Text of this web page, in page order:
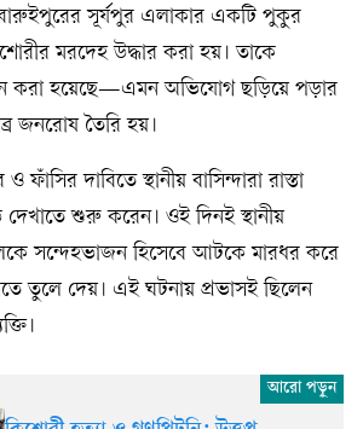
সূর্যপুর এলাকার একটি পুকুর
মরদেহ উদ্ধার করা হয়। তাকে
করা হয়েছে—এমন অভিযোগ ছড়িয়ে পড়ার
জনরোষ তৈরি হয়।
ফাঁসির দাবিতে স্থানীয় বাসিন্দারা রাস্তা
শুরু করেন। ওই দিনই স্থানীয়
সন্দেহভাজন হিসেবে আটকে মারধর করে
তুলে দেয়। এই ঘটনায় প্রভাসই ছিলেন